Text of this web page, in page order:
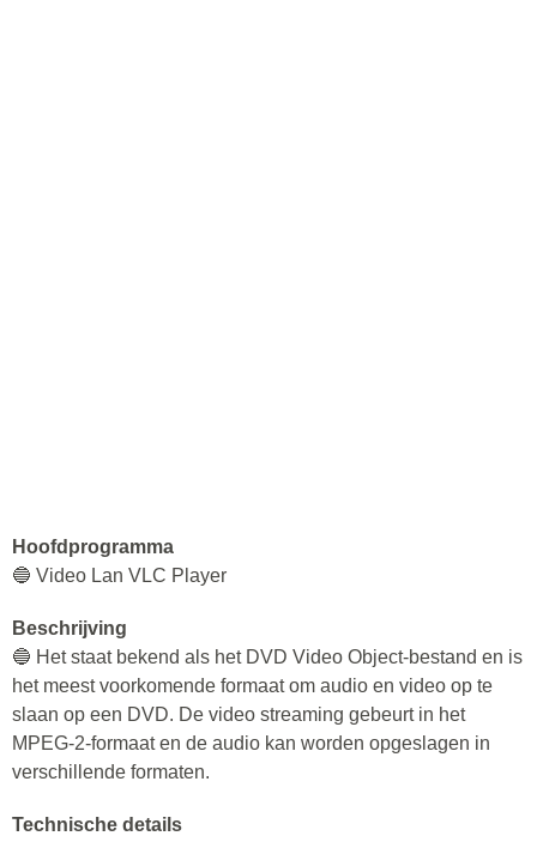
Hoofdprogramma
🔵 Video Lan VLC Player
Beschrijving
🔵 Het staat bekend als het DVD Video Object-bestand en is
het meest voorkomende formaat om audio en video op te
slaan op een DVD. De video streaming gebeurt in het
MPEG-2-formaat en de audio kan worden opgeslagen in
verschillende formaten.
Technische details